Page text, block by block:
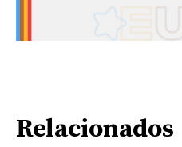
Relacionados